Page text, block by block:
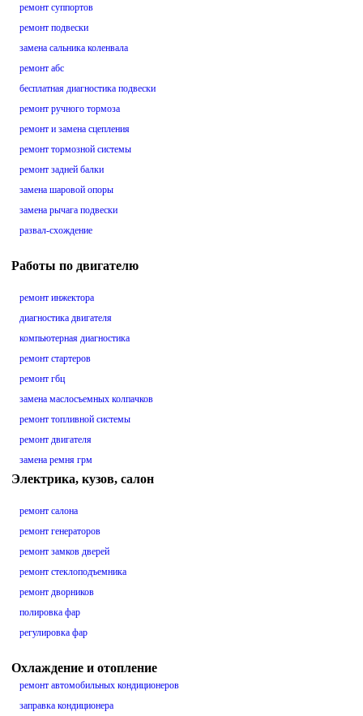
ремонт суппортов
ремонт подвески
замена сальника коленвала
ремонт абс
бесплатная диагностика подвески
ремонт ручного тормоза
ремонт и замена сцепления
ремонт тормозной системы
ремонт задней балки
замена шаровой опоры
замена рычага подвески
развал-схождение
Работы по двигателю
ремонт инжектора
диагностика двигателя
компьютерная диагностика
ремонт стартеров
ремонт гбц
замена маслосъемных колпачков
ремонт топливной системы
ремонт двигателя
замена ремня грм
Электрика, кузов, салон
ремонт салона
ремонт генераторов
ремонт замков дверей
ремонт стеклоподъемника
ремонт дворников
полировка фар
регулировка фар
Охлаждение и отопление
ремонт автомобильных кондиционеров
заправка кондиционера